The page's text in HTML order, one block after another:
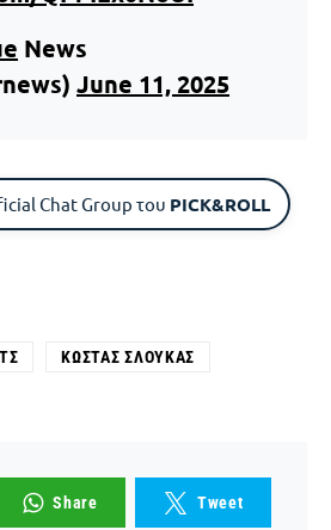
News
June 11, 2025
Chat Group του PICK&ROLL
ΚΏΣΤΑΣ ΣΛΟΎΚΑΣ
Share Tweet